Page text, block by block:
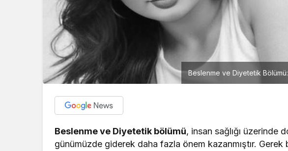
Beslenme ve Diyetetik
Beslenme ve Diyetetik bölümü, insan sağlığı üzerinde
günümüzde giderek daha fazla önem kazanmıştır.